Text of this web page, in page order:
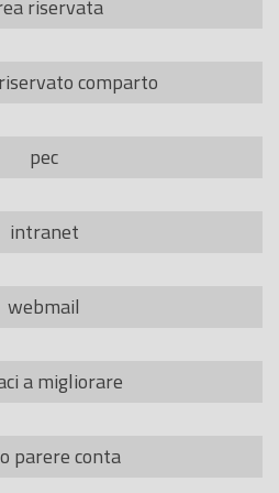
riservata
comparto
pec
intranet
webmail
a migliorare
parere conta